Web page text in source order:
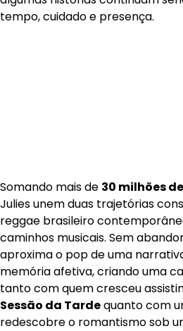
tempo, cuidado e presença.
Somando mais de 30 milhões
Julies unem duas trajetórias
reggae brasileiro
caminhos musicais. Sem
aproxima o pop de uma
memória afetiva, criando uma
tanto com quem cresceu
Sessão da Tardequanto com
redescobre o romantismo sob